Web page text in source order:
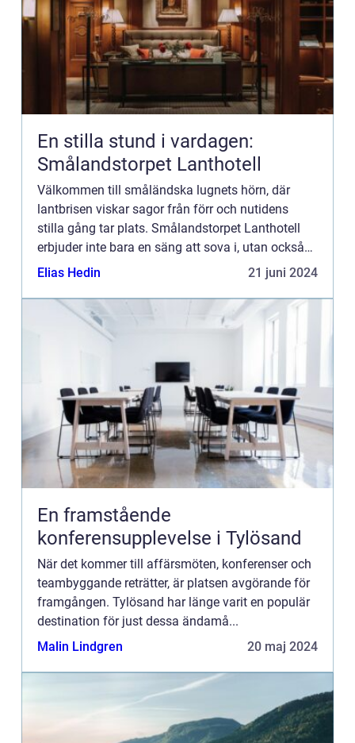
En stilla stund i vardagen:
Smålandstorpet Lanthotell
Välkommen till småländska lugnets hörn, där
lantbrisen viskar sagor från förr och nutidens
stilla gång tar plats. Smålandstorpet Lanthotell
erbjuder inte bara en säng att sova i, utan också
en oas bortom stadens brus, där tiden tycks
Elias Hedin 21 juni 2024
En framstående
konferensupplevelse i Tylösand
När det kommer till affärsmöten, konferenser och
teambyggande reträtter, är platsen avgörande för
framgången. Tylösand har länge varit en populär
destination för just dessa ändamå...
Malin Lindgren
20 maj 2024